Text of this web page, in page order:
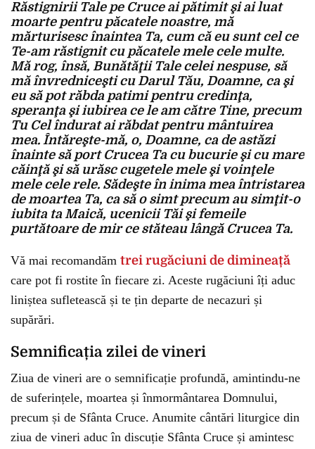
Răstignirii Tale pe Cruce ai pătimit şi ai luat
moarte pentru păcatele noastre, mă
mărturisesc înaintea Ta, cum că eu sunt cel ce
Te-am răstignit cu păcatele mele cele multe.
Mă rog, însă, Bunătăţii Tale celei nespuse, să
mă învredniceşti cu Darul Tău, Doamne, ca şi
eu să pot răbda patimi pentru credinţa,
speranţa şi iubirea ce le am către Tine, precum
Tu Cel îndurat ai răbdat pentru mântuirea
mea. Întăreşte-mă, o, Doamne, ca de astăzi
înainte să port Crucea Ta cu bucurie şi cu mare
căinţă şi să urăsc cugetele mele şi voinţele
mele cele rele. Sădeşte în inima mea întristarea
de moartea Ta, ca să o simt precum au simţit-o
iubita ta Maică, ucenicii Tăi şi femeile
purtătoare de mir ce stăteau lângă Crucea Ta.
Vă mai recomandăm trei rugăciuni de dimineață
care pot fi rostite în fiecare zi. Aceste rugăciuni îți aduc
liniștea sufletească și te țin departe de necazuri și
supărări.
Semnificația zilei de vineri
Ziua de vineri are o semnificație profundă, amintindu-ne
de suferințele, moartea și înmormântarea Domnului,
precum și de Sfânta Cruce. Anumite cântări liturgice din
ziua de vineri aduc în discuție Sfânta Cruce și amintesc